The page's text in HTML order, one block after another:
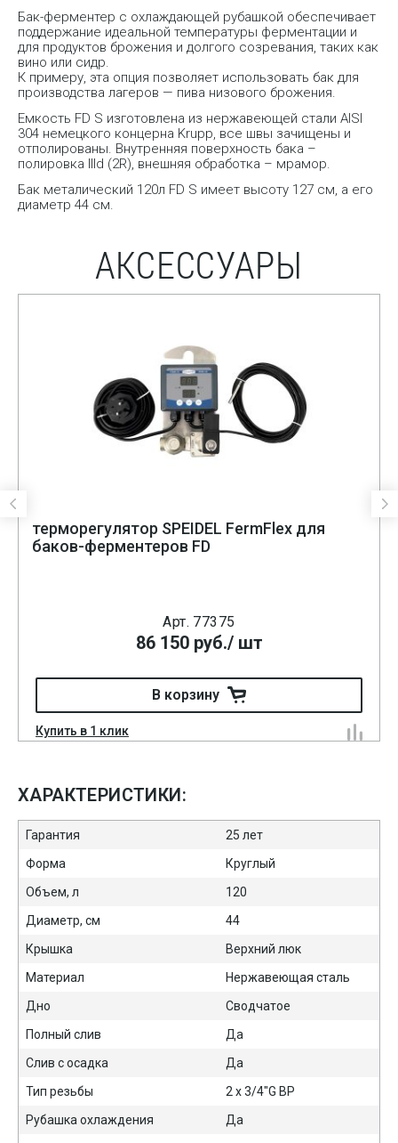
Бак-ферментер с охлаждающей рубашкой обеспечивает
поддержание идеальной температуры ферментации и
для продуктов брожения и долгого созревания, таких как
вино или сидр.
К примеру, эта опция позволяет использовать бак для
производства лагеров — пива низового брожения.
Емкость FD S изготовлена из нержавеющей стали AISI
304 немецкого концерна Krupp, все швы зачищены и
отполированы. Внутренняя поверхность бака –
полировка IIId (2R), внешняя обработка – мрамор.
Бак металический 120л FD S имеет высоту 127 см, а его
диаметр 44 см.
АКСЕССУАРЫ
терморегулятор SPEIDEL FermFlex для
баков-ферментеров FD
Арт. 77375
86 150руб./ шт
В корзину
Купить в 1 клик
ХАРАКТЕРИСТИКИ:
Гарантия
25 лет
Форма
Круглый
Объем, л
120
Диаметр, см
44
Крышка
Верхний люк
Материал
Нержавеющая сталь
Дно
Сводчатое
Полный слив
Да
Слив с осадка
Да
Тип резьбы
2 х 3/4"G ВР
Рубашка охлаждения
Да